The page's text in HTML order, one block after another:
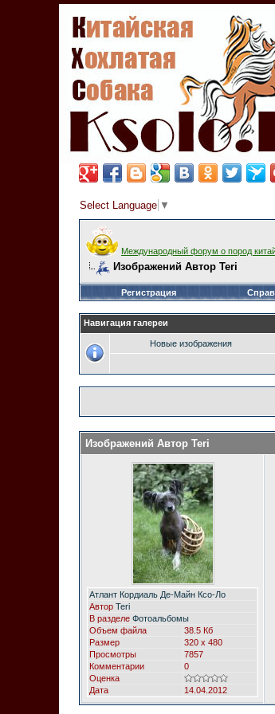
Select Language ▼
Международный форум о пород
Изображений Автор Teri
Регистрация
Навигация галереи
Новые изображения
Изображений Автор Teri
Атлант Кордиаль Де-Майн Ксо-Ло
Автор Teri
В разделе Фотоальбомы
Объем файла
38.5 Кб
Размер
320 x 480
Просмотры
7857
Комментарии
0
Оценка
Дата
14.04.2012